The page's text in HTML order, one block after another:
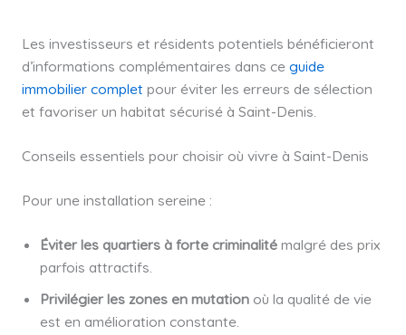
Les investisseurs et résidents potentiels bénéficieront
d’informations complémentaires dans ce guide
immobilier complet pour éviter les erreurs de sélection
et favoriser un habitat sécurisé à Saint-Denis.
Conseils essentiels pour choisir où vivre à Saint-Denis
Pour une installation sereine :
Éviter les quartiers à forte criminalitémalgré des prix
parfois attractifs.
Privilégier les zones en mutationoù la qualité de vie
est en amélioration constante.